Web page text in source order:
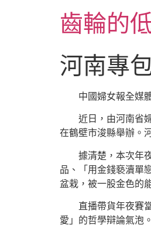
齒輪的
河南專
中國婦女報全媒
近日，由河南省
在鶴壁市浚縣舉辦。
據清楚，本次年
品、「用金錢褻瀆單
盆栽，被一股金色的
直播帶貨年夜賽
愛」的哲學辯論氣泡